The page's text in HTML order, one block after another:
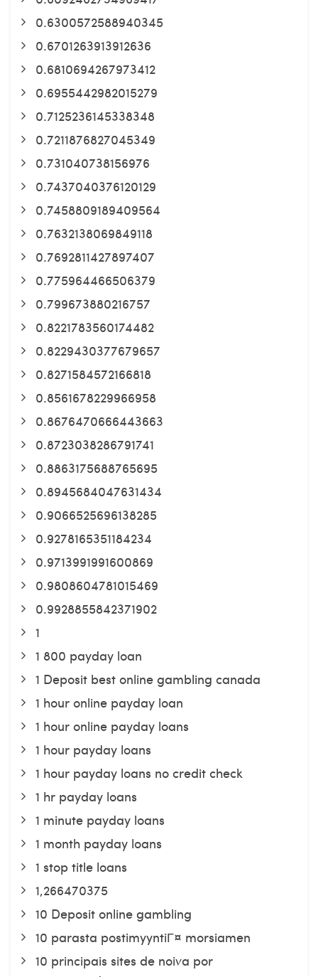
0.6300572588940345
0.6701263913912636
0.6810694267973412
0.6955442982015279
0.7125236145338348
0.7211876827045349
0.731040738156976
0.7437040376120129
0.7458809189409564
0.7632138069849118
0.7692811427897407
0.775964466506379
0.799673880216757
0.8221783560174482
0.8229430377679657
0.8271584572166818
0.8561678229966958
0.8676470666443663
0.8723038286791741
0.8863175688765695
0.8945684047631434
0.9066525696138285
0.9278165351184234
0.9713991991600869
0.9808604781015469
0.9928855842371902
1
1 800 payday loan
1 Deposit best online gambling canada
1 hour online payday loan
1 hour online payday loans
1 hour payday loans
1 hour payday loans no credit check
1 hr payday loans
1 minute payday loans
1 month payday loans
1 stop title loans
1,266470375
10 Deposit online gambling
10 parasta postimyyntiГ¤ morsiamen
10 principais sites de noiva por